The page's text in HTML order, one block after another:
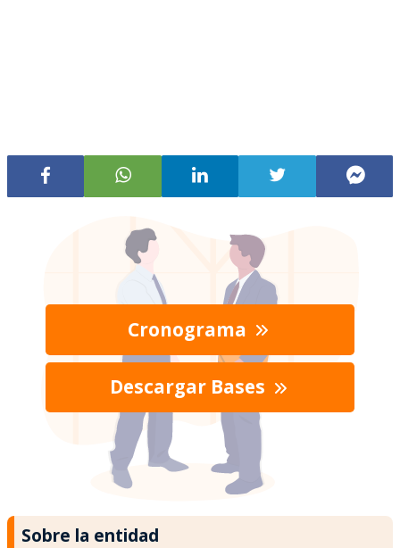
Cronograma
Descargar Bases
Sobre la entidad